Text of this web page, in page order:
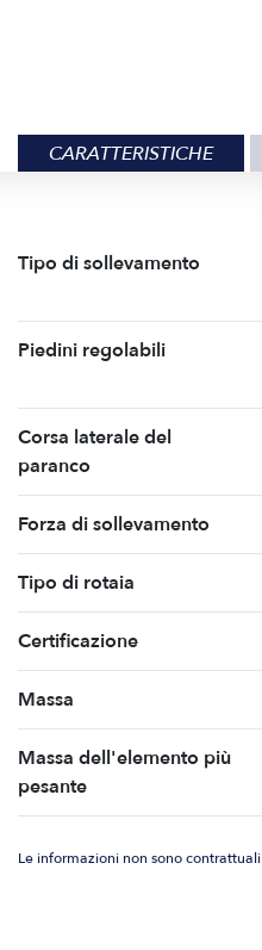
CARATTERISTICHE
Tipo di sollevamento
Piedini regolabili
Corsa laterale del
paranco
Forza di sollevamento
Tipo di rotaia
Certificazione
Massa
Massa dell'elemento più
pesante
Le informazioni non sono contrattuali